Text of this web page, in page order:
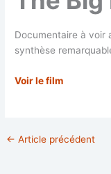
Documentaire à voir
synthèse
Voir le film
← Article précédent